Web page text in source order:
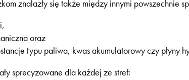
znalazły się także między innymi powszechnie
oraz
typu paliwa, kwas akumulatorowy czy płyny
sprecyzowane dla każdej ze stref: